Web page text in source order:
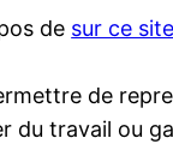
de sur ce
de
du travail ou